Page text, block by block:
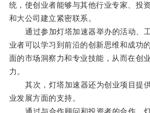
统，使创业者能够与其他行业专家、投
和大公司建立紧密联系。
通过参加灯塔加速器举办的活动、工
业者可以学习到前沿的创新思维和成功
面的市场洞察力和专业技能，从而在创
力。
其次，灯塔加速器还为创业项目提
业发展方面的支持。